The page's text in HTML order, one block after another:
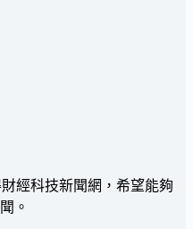
經科技新聞網，希望能夠
。